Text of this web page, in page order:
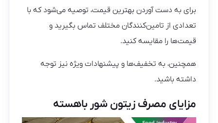
برای به دست آوردن بهترین قیمت، توصیه می‌شود که با
تعدادی از تامین‌کنندگان مختلف تماس بگیرید و
قیمت‌ها را مقایسه کنید.
همچنین، به تخفیف‌ها و پیشنهادات ویژه نیز توجه
داشته باشید.
مزایای مصرف زیتون شور باهسته